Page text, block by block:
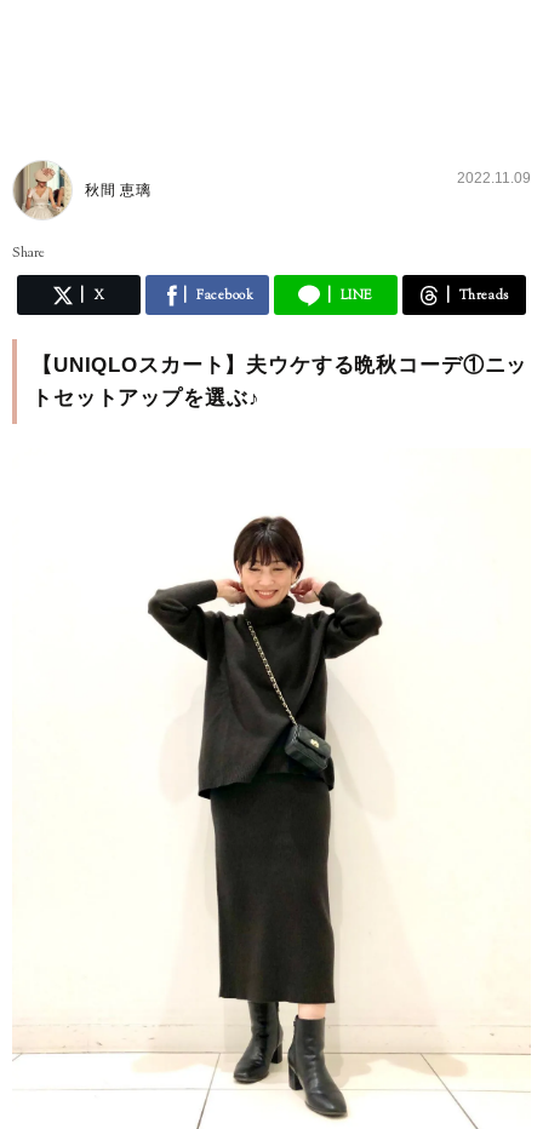
秋間 恵璃
2022.11.09
Share
X Facebook LINE Threads
【UNIQLOスカート】夫ウケする晩秋コーデ①ニッ
トセットアップを選ぶ♪